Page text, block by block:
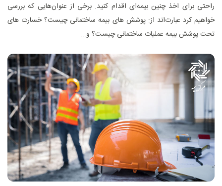
راحتی برای اخذ چنین بیمه‌ای اقدام کنید. برخی از عنوان‌هایی که بررسی
خواهیم کرد عبارت‌اند از: پوشش های بیمه ساختمانی چیست؟ خسارت های
تحت پوشش بیمه عملیات ساختمانی چیست؟ و...